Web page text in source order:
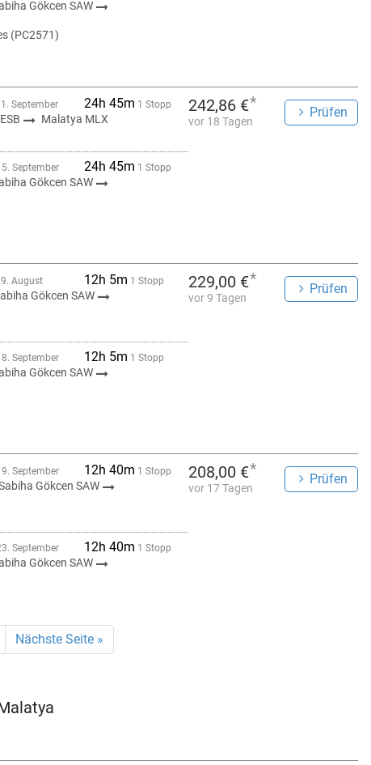
Gökcen SAW
(PC2571)
September 24h 45m 1 Stopp
Malatya MLX
September 24h 45m 1 Stopp
Gökcen SAW
242,86 €*
vor 18 Tagen
Prüfen
August 12h 5m 1 Stopp
Gökcen SAW
September 12h 5m 1 Stopp
Gökcen SAW
229,00 €*
vor 9 Tagen
Prüfen
September 12h 40m 1 Stopp
Gökcen SAW
September 12h 40m 1 Stopp
Gökcen SAW
208,00 €*
vor 17 Tagen
Prüfen
Nächste Seite »